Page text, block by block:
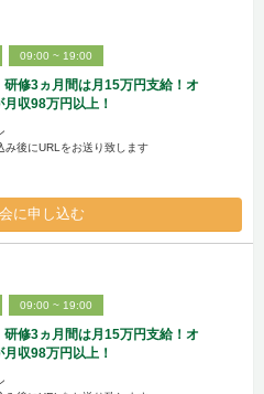
09:00 ~ 19:00
研修3ヵ月間は月15万円支給！オ
収98万円以上！
み後にURLをお送り致します
に申し込む
09:00 ~ 19:00
研修3ヵ月間は月15万円支給！オ
収98万円以上！